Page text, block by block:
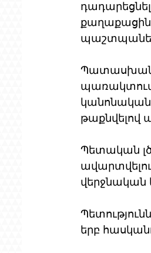
պառակտում
կանոնական
թաքնվելով
Պետական
վերջնական
երբ